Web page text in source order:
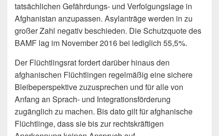
tatsächlichen Gefährdungs- und Verfolgungslage in
Afghanistan anzupassen. Asylanträge werden in zu
großer Zahl negativ beschieden. Die Schutzquote des
BAMF lag im November 2016 bei lediglich 55,5%.
Der Flüchtlingsrat fordert darüber hinaus den
afghanischen Flüchtlingen regelmäßig eine sichere
Bleibeperspektive zuzusprechen und für alle von
Anfang an Sprach- und Integrationsförderung
zugänglich zu machen. Bis dato gilt für afghanische
Flüchtlinge, dass sie bis zur rechtskräftigen